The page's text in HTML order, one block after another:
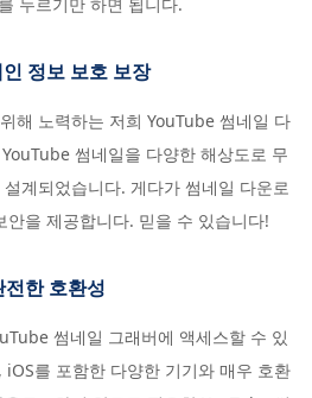
정보 보호 보장
해 노력하는 저희 YouTube 썸네일 다
썸네일을 다양한 해상도로 무
계되었습니다. 게다가 썸네일 다운로
안을 제공합니다. 믿을 수 있습니다!
전한 호환성
썸네일 그래버에 액세스할 수 있
를 포함한 다양한 기기와 매우 호환